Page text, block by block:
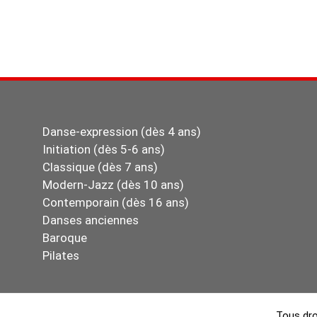
Danse-expression (dès 4 ans)
Initiation (dès 5-6 ans)
Classique (dès 7 ans)
Modern-Jazz (dès 10 ans)
Contemporain (dès 16 ans)
Danses anciennes
Baroque
Pilates